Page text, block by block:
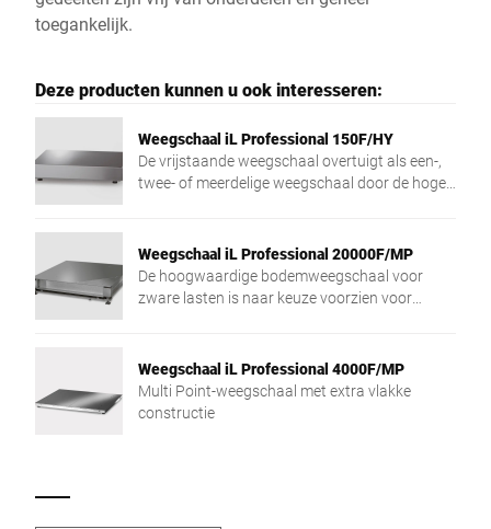
toegankelijk.
Deze producten kunnen u ook interesseren:
Weegschaal iL Professional 150F/HY
De vrijstaande weegschaal overtuigt als een-,
twee- of meerdelige weegschaal door de hoge
Weegschaal iL Professional 20000F/MP
De hoogwaardige bodemweegschaal voor
zware lasten is naar keuze voorzien voor
Weegschaal iL Professional 4000F/MP
Multi Point-weegschaal met extra vlakke
constructie